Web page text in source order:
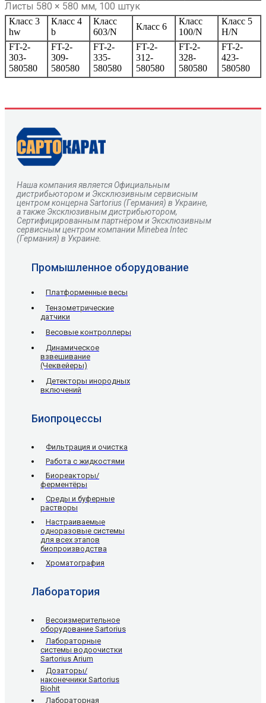
Листы 580 × 580 мм, 100 штук
Класс 3
hw
Класс 4
b
Класс
603/N
Класс 6
Класс
100/N
Класс 5
H/N
FT-2-
303-
580580
FT-2-
309-
580580
FT-2-
335-
580580
FT-2-
312-
580580
FT-2-
328-
580580
FT-2-
423-
580580
Наша компания является Официальным
дистрибьютором и Эксклюзивным сервисным
центромконцернаSartorius(Германия) в Украине,
а также Эксклюзивным дистрибьютором,
Сертифицированным партнёром и Эксклюзивным
сервисным центром компании Minebea Intec
(Германия) в Украине.
Промышленное оборудование
Платформенные весы
Тензометрические
датчики
Весовые контроллеры
Динамическое
взвешивание
(Чеквейеры)
Детекторы инородных
включений
Биопроцессы
Фильтрация и очистка
Работа с жидкостями
Биореакторы/
ферментёры
Среды и буферные
растворы
Настраиваемые
одноразовые системы
для всех этапов
биопроизводства
Хроматография
Лаборатория
Весоизмерительное
оборудование Sartorius
Лабораторные
системы водоочистки
Sartorius Arium
Дозаторы/
наконечники Sartorius
Biohit
Лабораторная